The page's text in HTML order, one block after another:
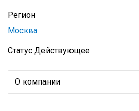
Регион
Москва
Статус Действующее
О компании